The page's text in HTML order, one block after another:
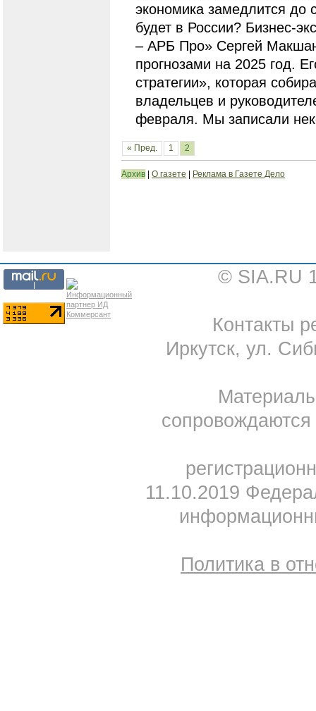
экономика замедлится до
будет в России? Бизнес-
– АРБ Про» Сергей
прогнозами на 2025 год.
стратегии», которая
владельцев и
февраля. Мы записали
« Пред. 1 2
Архив О газете Реклама в Газете Дело
© SIA.RU
Контакты
Иркутск, ул.
11.10.2019
Политика в